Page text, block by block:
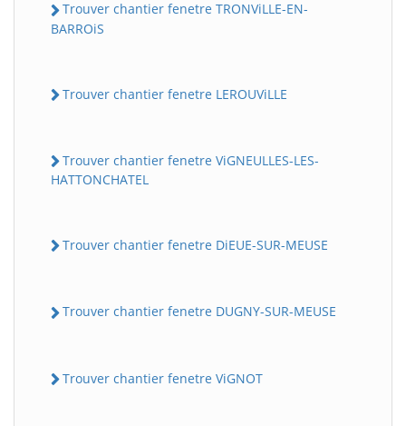
Trouver chantier fenetre TRONViLLE-EN-
BARROiS
Trouver chantier fenetre LEROUViLLE
Trouver chantier fenetre ViGNEULLES-LES-
HATTONCHATEL
Trouver chantier fenetre DiEUE-SUR-MEUSE
Trouver chantier fenetre DUGNY-SUR-MEUSE
Trouver chantier fenetre ViGNOT